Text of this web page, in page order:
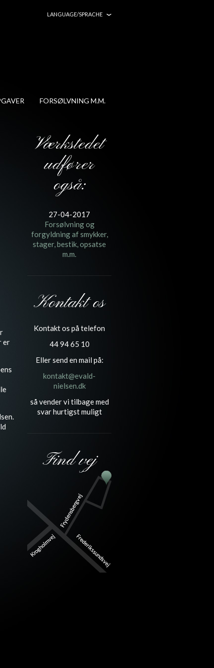
LANGUAGE/SPRACHE
FORSØLVNING M.M.
er
Værkstedet
udfører
også:
27-04-2017
Forsølvning og
forgyldning af smykker,
stager, bestik, opsatse
m.m.
Kontakt os
Kontakt os på telefon
44 94 65 10
Eller send en mail på:
kontakt@evald-
nielsen.dk
så vender vi tilbage med
svar hurtigst muligt
Find vej